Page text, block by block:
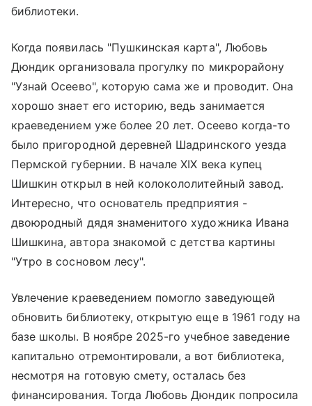
библиотеки.
Когда появилась "Пушкинская карта", Любовь
Дюндик организовала прогулку по микрорайону
"Узнай Осеево", которую сама же и проводит. Она
хорошо знает его историю, ведь занимается
краеведением уже более 20 лет. Осеево когда-то
было пригородной деревней Шадринского уезда
Пермской губернии. В начале XIX века купец
Шишкин открыл в ней колокололитейный завод.
Интересно, что основатель предприятия -
двоюродный дядя знаменитого художника Ивана
Шишкина, автора знакомой с детства картины
"Утро в сосновом лесу".
Увлечение краеведением помогло заведующей
обновить библиотеку, открытую еще в 1961 году на
базе школы. В ноябре 2025-го учебное заведение
капитально отремонтировали, а вот библиотека,
несмотря на готовую смету, осталась без
финансирования. Тогда Любовь Дюндик попросила